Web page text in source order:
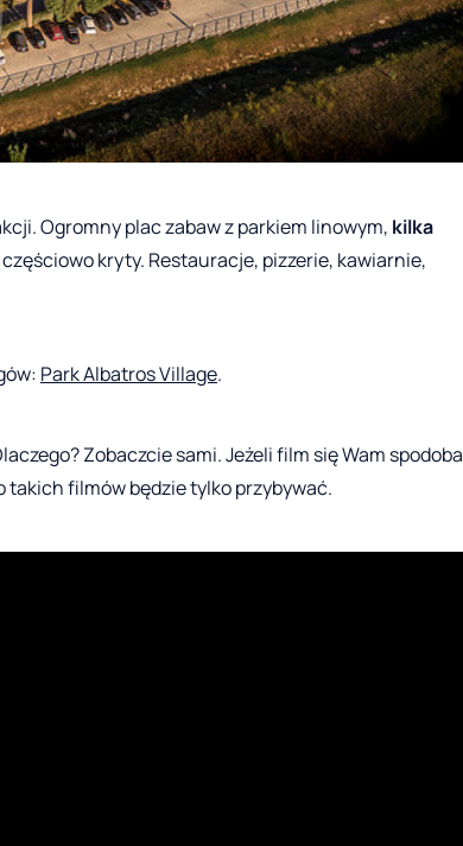
Ogromny plac zabaw z parkiem linowym, kilka
kryty. Restauracje, pizzerie, kawiarnie,
Park Albatros Village.
Zobaczcie sami. Jeżeli film się Wam spodoba
takich filmów będzie tylko przybywać.